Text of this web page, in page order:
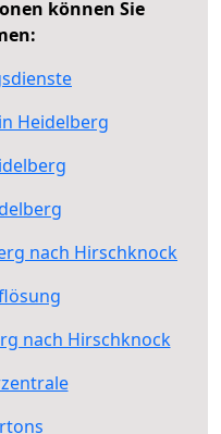
können Sie
Heidelberg
nach Hirschknock
nach Hirschknock